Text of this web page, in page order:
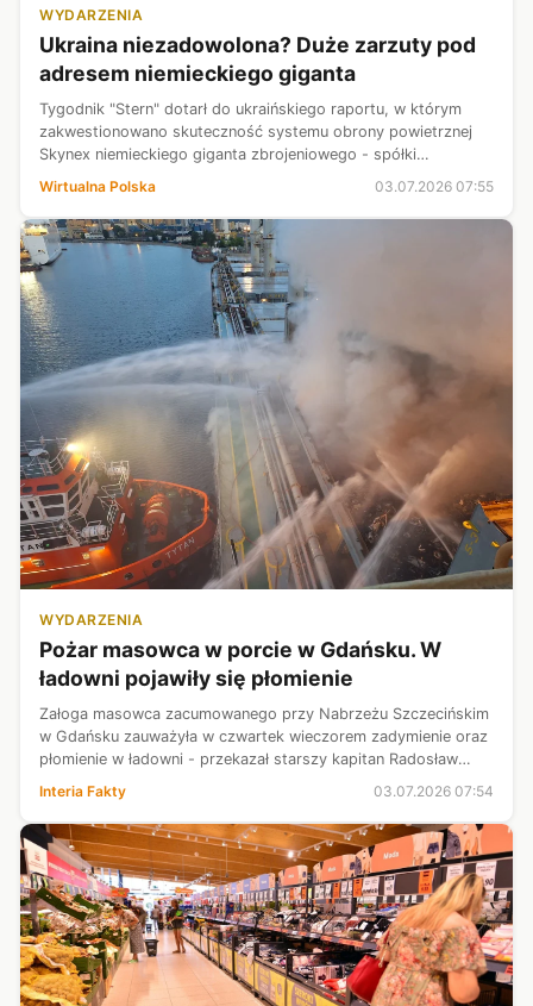
WYDARZENIA
Ukraina niezadowolona? Duże zarzuty pod
adresem niemieckiego giganta
Tygodnik "Stern" dotarł do ukraińskiego raportu, w którym
zakwestionowano skuteczność systemu obrony powietrznej
Skynex niemieckiego giganta zbrojeniowego - spółki
Rheinmetall. Dokument dotyczy rosyjskiego ataku z 1 kwietnia
Wirtualna Polska 03.07.2026 07:55
WYDARZENIA
Pożar masowca w porcie w Gdańsku. W
ładowni pojawiły się płomienie
Załoga masowca zacumowanego przy Nabrzeżu Szczecińskim
w Gdańsku zauważyła w czwartek wieczorem zadymienie oraz
płomienie w ładowni - przekazał starszy kapitan Radosław
strażacy oraz dwa stat...
Interia Fakty 03.07.2026 07:54